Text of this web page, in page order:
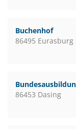
Buchenhof
86495 Eurasburg
86453 Dasing